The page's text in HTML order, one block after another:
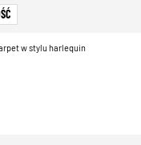
w stylu harlequin